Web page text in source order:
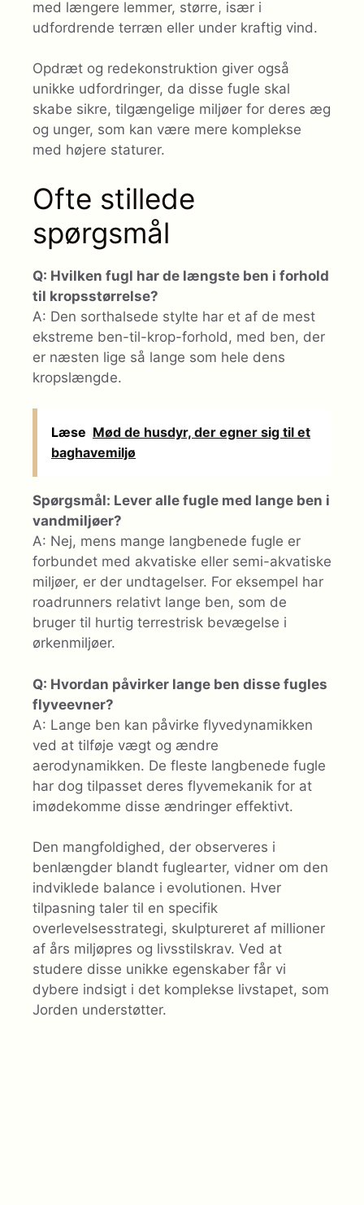
med længere lemmer, større, især i
udfordrende terræn eller under kraftig vind.
Opdræt og redekonstruktion giver også
unikke udfordringer, da disse fugle skal
skabe sikre, tilgængelige miljøer for deres æg
og unger, som kan være mere komplekse
med højere staturer.
Ofte stillede
spørgsmål
Q: Hvilken fugl har de længste ben i forhold
til kropsstørrelse?
A: Den sorthalsede stylte har et af de mest
ekstreme ben-til-krop-forhold, med ben, der
er næsten lige så lange som hele dens
kropslængde.
Læse Mød de husdyr, der egner sig til et
baghavemiljø
Spørgsmål: Lever alle fugle med lange ben i
vandmiljøer?
A: Nej, mens mange langbenede fugle er
forbundet med akvatiske eller semi-akvatiske
miljøer, er der undtagelser. For eksempel har
roadrunners relativt lange ben, som de
bruger til hurtig terrestrisk bevægelse i
ørkenmiljøer.
Q: Hvordan påvirker lange ben disse fugles
flyveevner?
A: Lange ben kan påvirke flyvedynamikken
ved at tilføje vægt og ændre
aerodynamikken. De fleste langbenede fugle
har dog tilpasset deres flyvemekanik for at
imødekomme disse ændringer effektivt.
Den mangfoldighed, der observeres i
benlængder blandt fuglearter, vidner om den
indviklede balance i evolutionen. Hver
tilpasning taler til en specifik
overlevelsesstrategi, skulptureret af millioner
af års miljøpres og livsstilskrav. Ved at
studere disse unikke egenskaber får vi
dybere indsigt i det komplekse livstapet, som
Jorden understøtter.